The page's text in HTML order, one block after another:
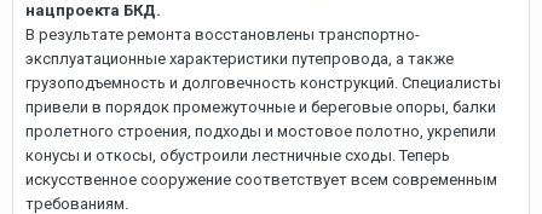
нацпроекта БКД.
В результате ремонта восстановлены транспортно-
эксплуатационные характеристики путепровода, а также
грузоподъемность и долговечность конструкций. Специалисты
привели в порядок промежуточные и береговые опоры, балки
пролетного строения, подходы и мостовое полотно, укрепили
конусы и откосы, обустроили лестничные сходы. Теперь
искусственное сооружение соответствует всем современным
требованиям.